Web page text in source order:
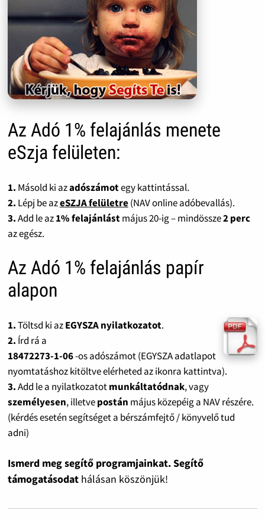
Az Adó 1% felajánlás menete
eSzja felületen:
1. Másold ki azadószámotegy kattintással.
2. Lépj be azeSZJA felületre(NAV online adóbevallás).
3.Add le az1% felajánlástmájus 20-ig – mindössze2 perc
az egész.
Az Adó 1% felajánlás papír
alapon
1.Töltsd ki azEGYSZA nyilatkozatot.
2. Írd rá a
18472273-1-06-os adószámot (EGYSZA adatlapot
nyomtatáshoz kitöltve elérheted az ikonra kattintva).
3.Add le a nyilatkozatotmunkáltatódnak, vagy
személyesen, illetvepostán május közepéig a NAV részére.
(kérdés esetén segítséget a bérszámfejtő / könyvelő tud
adni)
Ismerd meg segítő programjainkat. Segítő
támogatásodat hálásan köszönjük!